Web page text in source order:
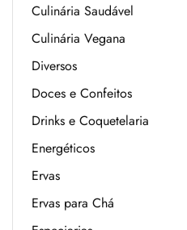
Culinária Saudável
Culinária Vegana
Diversos
Doces e Confeitos
Drinks e Coquetelaria
Energéticos
Ervas
Ervas para Chá